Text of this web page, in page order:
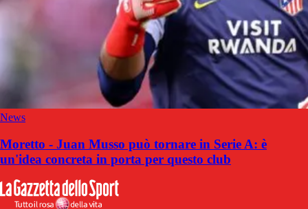
News
Moretto - Juan Musso può tornare in Serie A: è
un'idea concreta in porta per questo club